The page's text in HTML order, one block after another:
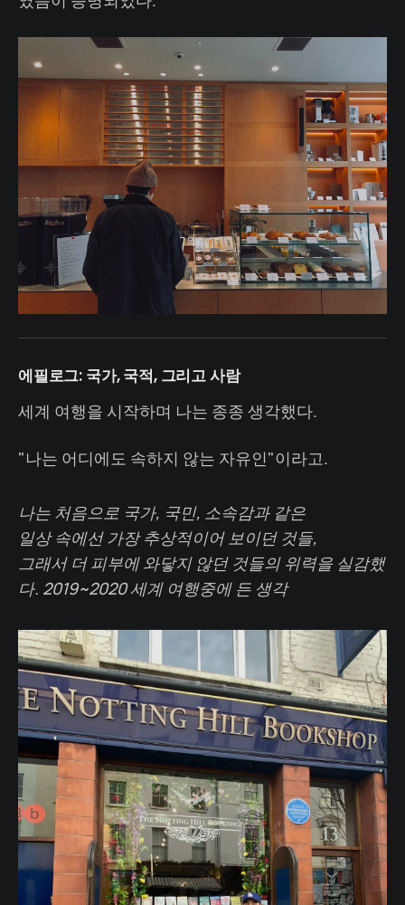
에필로그: 국가, 국적, 그리고 사람
세계 여행을 시작하며 나는 종종 생각했다.
"나는 어디에도 속하지 않는 자유인"이라고.
나는 처음으로 국가, 국민, 소속감과 같은
일상 속에선 가장 추상적이어 보이던 것들,
그래서 더 피부에 와닿지 않던 것들의 위력을 실감했
다. 2019~2020 세계 여행중에 든 생각